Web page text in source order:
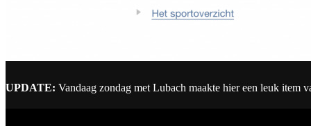
UPDATE: Vandaag zondag met Lubach maakte hier een leuk item